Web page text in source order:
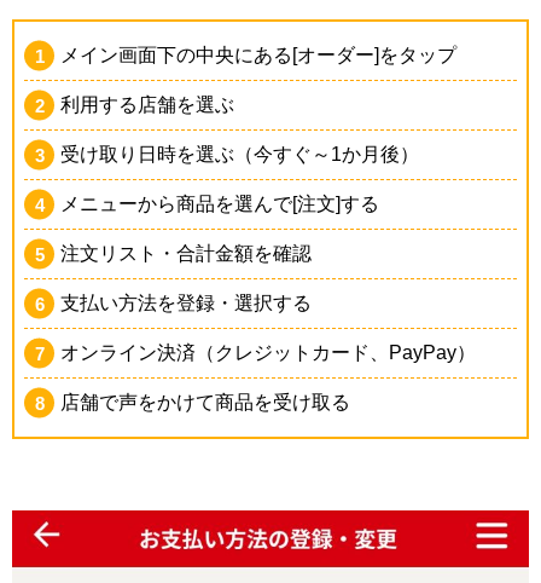
メイン画面下の中央にある[オーダー]をタップ
利用する店舗を選ぶ
受け取り日時を選ぶ（今すぐ～1か月後）
メニューから商品を選んで[注文]する
注文リスト・合計金額を確認
支払い方法を登録・選択する
オンライン決済（クレジットカード、PayPay）
店舗で声をかけて商品を受け取る